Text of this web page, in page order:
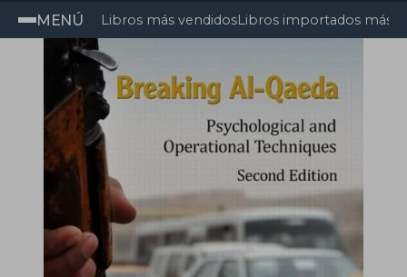
MENÚ Libros más vendidosLibros importados más